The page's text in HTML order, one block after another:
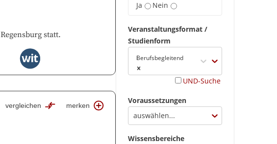
Regensburg statt.
vergleichen merken
Ja
Nein
Veranstaltungsformat /
Studienform
Berufsbegleitend
Berufsbegleitender Kurs
UND-Suche
Voraussetzungen
auswählen...
Wissensbereiche